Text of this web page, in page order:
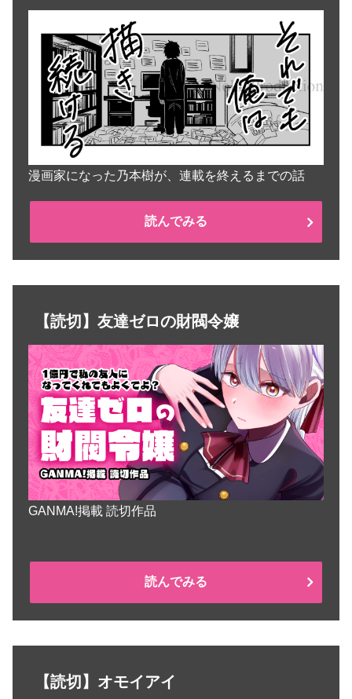
漫画家になった乃本樹が、連載を終えるまでの話
読んでみる
【読切】友達ゼロの財閥令嬢
GANMA!掲載 読切作品
読んでみる
【読切】オモイアイ